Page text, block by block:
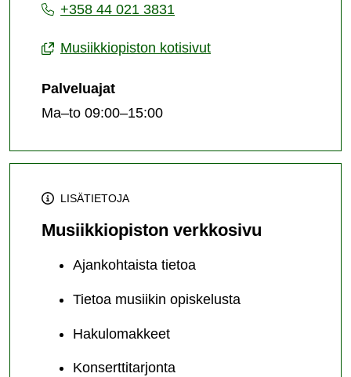
+358 44 021 3831
Musiikkiopiston kotisivut
Palveluajat
Ma–to 09:00–15:00
LISÄTIETOJA
Musiikkiopiston verkkosivu
Ajankohtaista tietoa
Tietoa musiikin opiskelusta
Hakulomakkeet
Konserttitarjonta